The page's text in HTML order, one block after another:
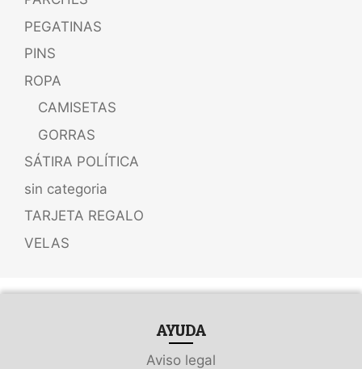
PEGATINAS
PINS
ROPA
CAMISETAS
GORRAS
SÁTIRA POLÍTICA
sin categoria
TARJETA REGALO
VELAS
AYUDA
Aviso legal